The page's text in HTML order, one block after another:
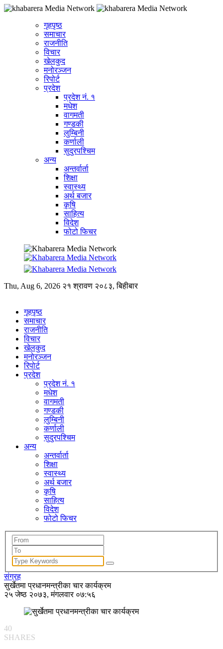
गृहपृष्ठ
समाचार
राजनीति
विचार
खेलकुद
मनोरञ्जन
रिपोर्ट
प्रदेश
प्रदेश नं. १
मधेश
वागमती
गण्डकी
लुम्बिनी
कर्णाली
सुदुरपश्चिम
अन्य
अन्तर्वार्ता
शिक्षा
स्वास्थ्य
अर्थ बजार
कृषि
साहित्य
विदेश
फोटो फिचर
Thu, Aug 6, 2026 २१ श्रावण २०८३, बिहीबार
गृहपृष्ठ
समाचार
राजनीति
विचार
खेलकुद
मनोरञ्जन
रिपोर्ट
प्रदेश
प्रदेश नं. १
मधेश
वागमती
गण्डकी
लुम्बिनी
कर्णाली
सुदुरपश्चिम
अन्य
अन्तर्वार्ता
शिक्षा
स्वास्थ्य
अर्थ बजार
कृषि
साहित्य
विदेश
फोटो फिचर
संग्रह
सुर्खेतमा प्रधानमन्त्रीका चार कार्यक्रम
२५ जेष्ठ २०७३, मंगलवार ०७:५६
40
SHARES